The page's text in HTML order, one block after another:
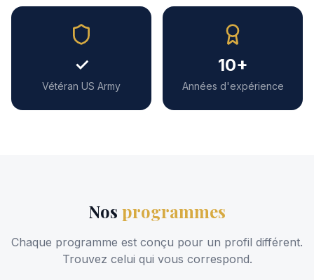
✓
Vétéran US Army
10+
Années d'expérience
Nos programmes
Chaque programme est conçu pour un profil différent.
Trouvez celui qui vous correspond.